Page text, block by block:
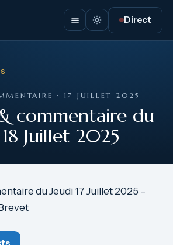
Direct
· 17 JUILLET 2025
commentaire du
Juillet 2025
du Jeudi 17 Juillet 2025 –